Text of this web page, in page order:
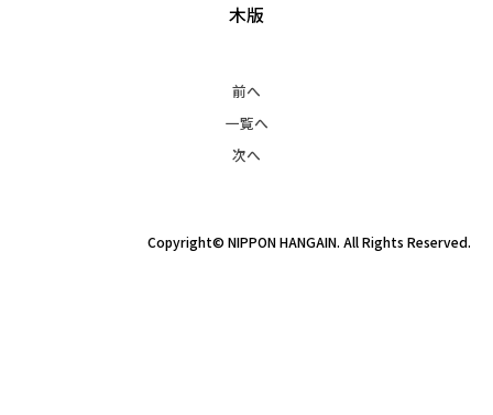
木版
前へ
一覧へ
次へ
Copyright© NIPPON HANGAIN. All Rights Reserved.